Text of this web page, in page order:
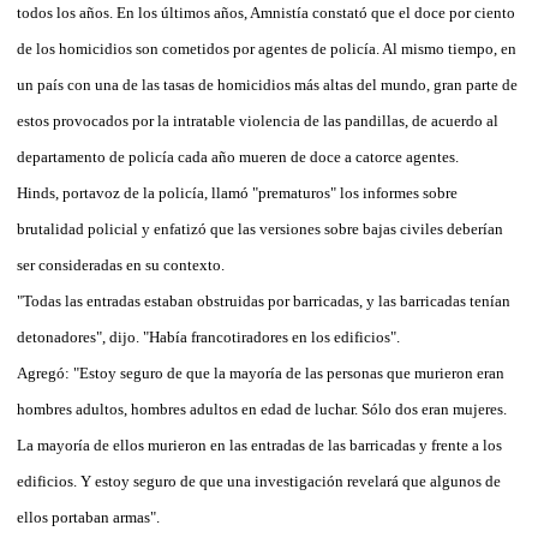
todos los años. En los últimos años, Amnistía constató que el doce por ciento
de los homicidios son cometidos por agentes de policía. Al mismo tiempo, en
un país con una de las tasas de homicidios más altas del mundo, gran parte de
estos provocados por la intratable violencia de las pandillas, de acuerdo al
departamento de policía cada año mueren de doce a catorce agentes.
Hinds, portavoz de la policía, llamó "prematuros" los informes sobre
brutalidad policial y enfatizó que las versiones sobre bajas civiles deberían
ser consideradas en su contexto.
"Todas las entradas estaban obstruidas por barricadas, y las barricadas tenían
detonadores", dijo. "Había francotiradores en los edificios".
Agregó: "Estoy seguro de que la mayoría de las personas que murieron eran
hombres adultos, hombres adultos en edad de luchar. Sólo dos eran mujeres.
La mayoría de ellos murieron en las entradas de las barricadas y frente a los
edificios. Y estoy seguro de que una investigación revelará que algunos de
ellos portaban armas".